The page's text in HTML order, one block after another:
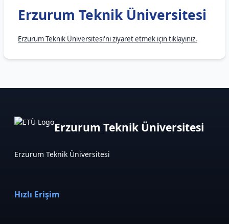
Erzurum Teknik Üniversitesi
Erzurum Teknik Üniversitesi'ni ziyaret etmek için tıklayınız.
Erzurum Teknik Üniversitesi
Erzurum Teknik Üniversitesi
Hızlı Erişim